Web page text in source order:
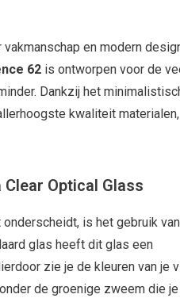
vakmanschap en modern
62 is ontworpen voor de
Dankzij het
kwaliteit
Optical Glass
is het gebruik van
glas heeft dit glas een
zie je de kleuren van je
de groenige zweem die je